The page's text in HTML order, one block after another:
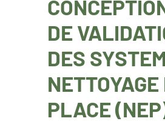
DE
DES
NETTOYAGE
PLACE